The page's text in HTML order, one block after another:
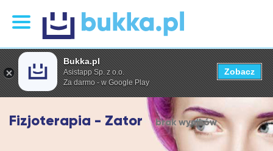
Fizjoterapia - Zator brak wyników
Bukka.pl
Asistapp Sp. z o.o.
Za darmo - w Google Play
Zobacz